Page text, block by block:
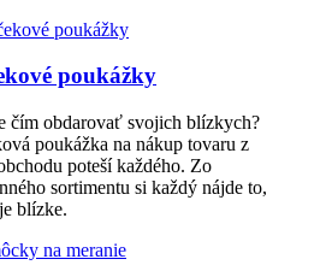
poukážky
čím obdarovať svojich blízkych?
poukážka na nákup tovaru z
poteší každého. Zo
sortimentu si každý nájde to,
blízke.